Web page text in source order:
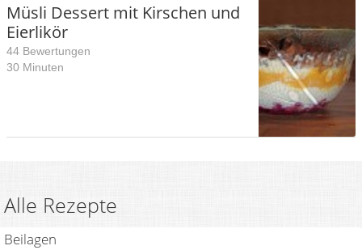
Müsli Dessert mit Kirschen und
Eierlikör
44 Bewertungen
30 Minuten
Alle Rezepte
Beilagen